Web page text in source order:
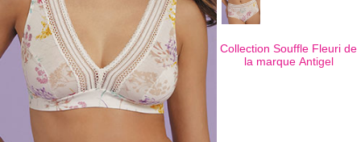
Collection Souffle Fleuri de
la marque Antigel